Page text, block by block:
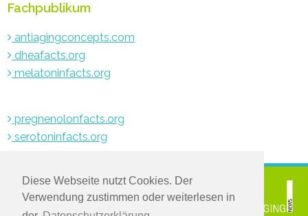
Diese Webseite nutzt Cookies. Der
Verwendung zustimmen oder weiterlesen in
Fachpublikum
antiagingconcepts.com
dheafacts.org
melatoninfacts.org
pregnenolonfacts.org
serotoninfacts.org
© 2021 www.medichronpublications.com
Greifen Sie zu: